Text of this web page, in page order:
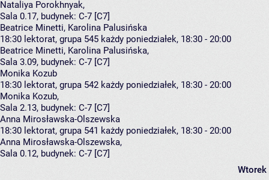
Nataliya Porokhnyak,
Sala 0.17, budynek: C-7 [C7]
Beatrice Minetti, Karolina Palusińska
18:30 lektorat, grupa 545 każdy poniedziałek, 18:30 - 20:00
Beatrice Minetti, Karolina Palusińska,
Sala 3.09, budynek: C-7 [C7]
Monika Kozub
18:30 lektorat, grupa 542 każdy poniedziałek, 18:30 - 20:00
Monika Kozub,
Sala 2.13, budynek: C-7 [C7]
Anna Mirosławska-Olszewska
18:30 lektorat, grupa 541 każdy poniedziałek, 18:30 - 20:00
Anna Mirosławska-Olszewska,
Sala 0.12, budynek: C-7 [C7]
Wtorek